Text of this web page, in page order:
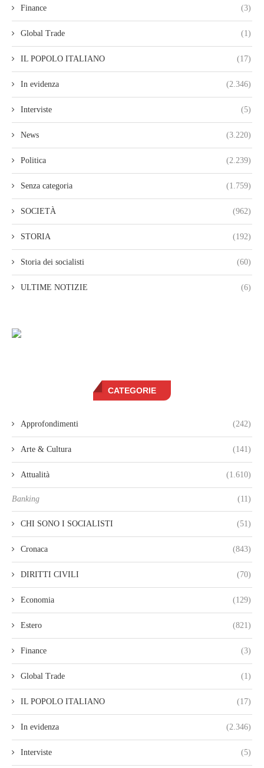
Finance (3)
Global Trade (1)
IL POPOLO ITALIANO (17)
In evidenza (2.346)
Interviste (5)
News (3.220)
Politica (2.239)
Senza categoria (1.759)
SOCIETÀ (962)
STORIA (192)
Storia dei socialisti (60)
ULTIME NOTIZIE (6)
CATEGORIE
Approfondimenti (242)
Arte & Cultura (141)
Attualità (1.610)
Banking (11)
CHI SONO I SOCIALISTI (51)
Cronaca (843)
DIRITTI CIVILI (70)
Economia (129)
Estero (821)
Finance (3)
Global Trade (1)
IL POPOLO ITALIANO (17)
In evidenza (2.346)
Interviste (5)